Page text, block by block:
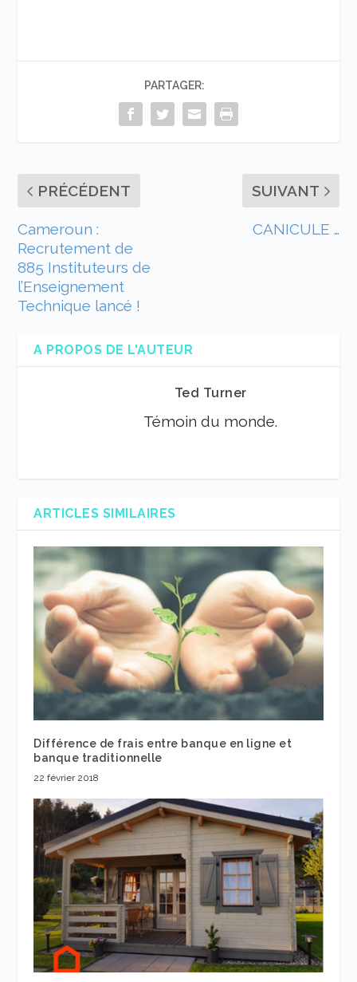
PARTAGER:
PRÉCÉDENT
Cameroun :
Recrutement de
885 Instituteurs de
l’Enseignement
Technique lancé !
SUIVANT
CANICULE …
A PROPOS DE L'AUTEUR
Ted Turner
Témoin du monde.
ARTICLES SIMILAIRES
Différence de frais entre banque en ligne et
banque traditionnelle
22 février 2018